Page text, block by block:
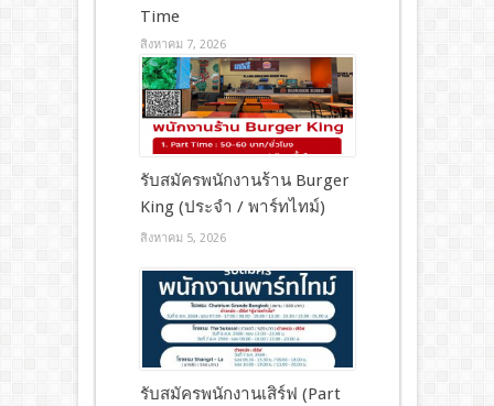
Time
สิงหาคม 7, 2026
รับสมัครพนักงานร้าน Burger
King (ประจำ / พาร์ทไทม์)
สิงหาคม 5, 2026
รับสมัครพนักงานเสิร์ฟ (Part